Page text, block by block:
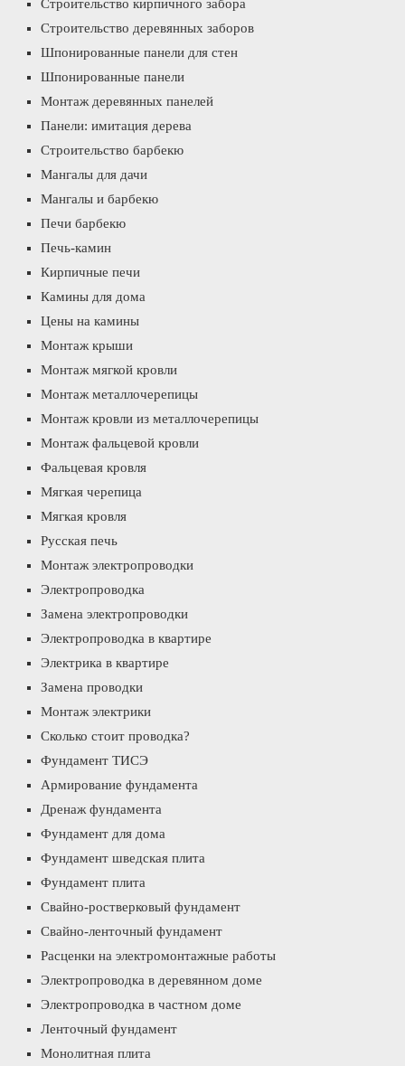
Строительство кирпичного забора
Строительство деревянных заборов
Шпонированные панели для стен
Шпонированные панели
Монтаж деревянных панелей
Панели: имитация дерева
Строительство барбекю
Мангалы для дачи
Мангалы и барбекю
Печи барбекю
Печь-камин
Кирпичные печи
Камины для дома
Цены на камины
Монтаж крыши
Монтаж мягкой кровли
Монтаж металлочерепицы
Монтаж кровли из металлочерепицы
Монтаж фальцевой кровли
Фальцевая кровля
Мягкая черепица
Мягкая кровля
Русская печь
Монтаж электропроводки
Электропроводка
Замена электропроводки
Электропроводка в квартире
Электрика в квартире
Замена проводки
Монтаж электрики
Сколько стоит проводка?
Фундамент ТИСЭ
Армирование фундамента
Дренаж фундамента
Фундамент для дома
Фундамент шведская плита
Фундамент плита
Свайно-ростверковый фундамент
Свайно-ленточный фундамент
Расценки на электромонтажные работы
Электропроводка в деревянном доме
Электропроводка в частном доме
Ленточный фундамент
Монолитная плита